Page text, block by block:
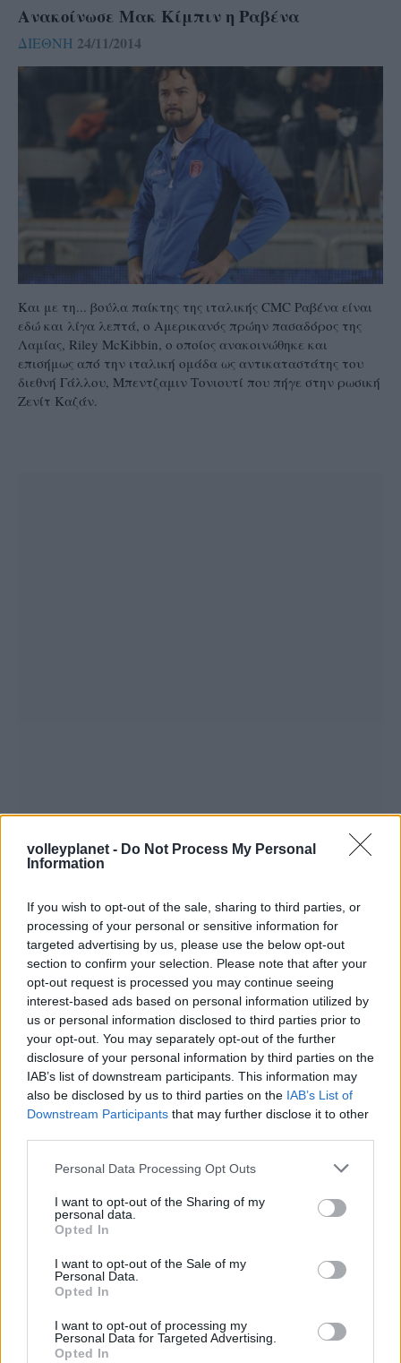
volleyplanet - Do Not Process My Personal
Information
If you wish to opt-out of the sale, sharing to third parties, or
processing of your personal or sensitive information for
targeted advertising by us, please use the below opt-out
section to confirm your selection. Please note that after your
opt-out request is processed you may continue seeing
interest-based ads based on personal information utilized by
us or personal information disclosed to third parties prior to
your opt-out. You may separately opt-out of the further
disclosure of your personal information by third parties on the
IAB’s list of downstream participants. This information may
also be disclosed by us to third parties on the IAB’s List of
Downstream Participants that may further disclose it to other
Please note that this website/app uses one or more Google
not limited to your visit or usage behaviour. You may click to
grant or deny consent to Google and its third-party tags to
use your data for below specified purposes in below Google
consent section.
Personal Data Processing Opt Outs
I want to opt-out of the Sharing of my
personal data.
Opted In
I want to opt-out of the Sale of my
Personal Data.
Opted In
I want to opt-out of processing my
Personal Data for Targeted Advertising.
Opted In
Ανακοίνωσε Μακ Κίμπιν η Ραβένα
ΔΙΕΘΝΗ 24/11/2014
Και με τη... βούλα παίκτης της ιταλικής CMC Ραβένα είναι
εδώ και λίγα λεπτά, ο Αμερικανός πρώην πασαδόρος της
Λαμίας, Riley McKibbin, ο οποίος ανακοινώθηκε και
επισήμως από την ιταλική ομάδα ως αντικαταστάτης του
διεθνή Γάλλου, Μπεντζαμιν Τονιουτί που πήγε στην ρωσική
Ζενίτ Καζάν.